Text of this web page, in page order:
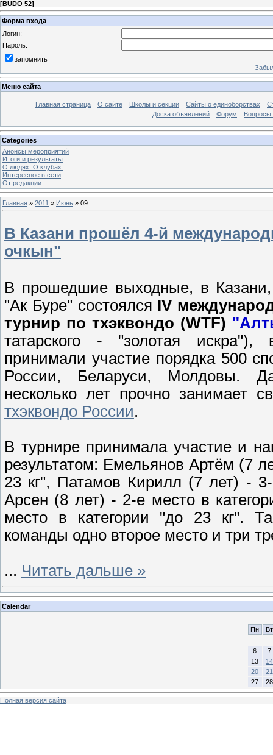
[BUDO 52]
Форма входа
Логин:
Пароль:
запомнить
Меню сайта
Главная страница О сайте Школы и секции Сайты о единоборствах
Доска объявлений
Форум Вопросы
Categories
Анонсы мероприятий
Итоги и результаты
О людях. О клубах.
Интересное в сети
От редакции
Главная » 2011 » Июнь » 09
В Казани прошёл 4-й
очкын"
В прошедшие выходные, в Казани,
"Ак Буре" состоялся IV
турнир по тхэквондо (WTF)
татарского - "золотая искра"),
принимали участие порядка 500
России, Беларуси, Молдовы.
несколько лет прочно занимает
тхэквондо России.
В турнире принимала участие и
результатом: Емельянов Артём (7
23 кг", Патамов Кирилл (7 лет) -
Арсен (8 лет) - 2-е место в
место в категории "до 23 кг".
команды одно второе место и три
... Читать дальше »
Calendar
Пн Вт
6
7
13
14
20
21
27
28
Полная версия сайта